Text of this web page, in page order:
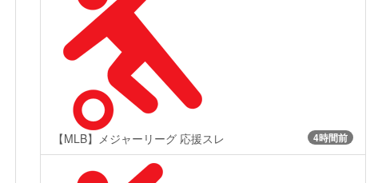
【MLB】メジャーリーグ 応援スレ 4時間前